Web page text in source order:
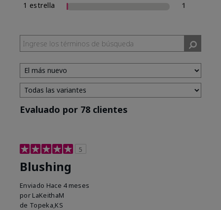
1 estrella
1
Evaluado por 78 clientes
5
Blushing
Enviado Hace 4 meses
por LaKeithaM
de Topeka,KS